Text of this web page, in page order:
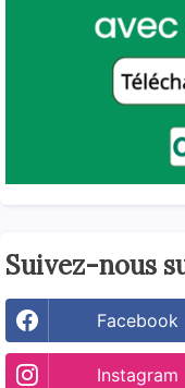
Suivez-nous
Facebook
Instagram